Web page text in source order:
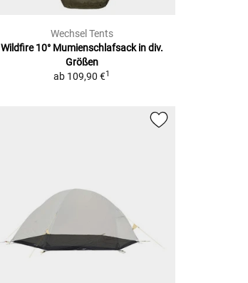
Wechsel Tents
Wildfire 10° Mumienschlafsack in div.
Größen
ab 109,90 €1